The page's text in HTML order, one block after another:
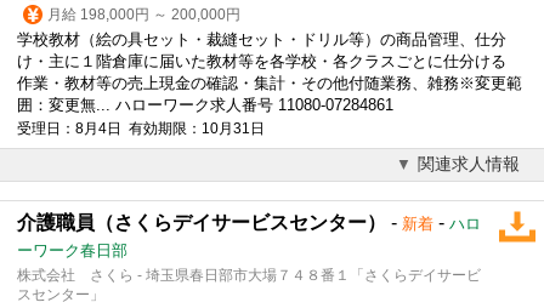
月給 198,000円 ～ 200,000円
学校教材（絵の具セット・裁縫セット・ドリル等）の商品管理、仕分
け・主に１階倉庫に届いた教材等を各学校・各クラスごとに仕分ける
作業・教材等の売上現金の確認・集計・その他付随業務、雑務※変更範
囲：変更無... ハローワーク求人番号 11080-07284861
受理日：8月4日 有効期限：10月31日
関連求人情報
介護職員（さくらデイサービスセンター） - 新着 - ハロ
ーワーク春日部
株式会社 さくら - 埼玉県春日部市大場７４８番１「さくらデイサービ
スセンター」